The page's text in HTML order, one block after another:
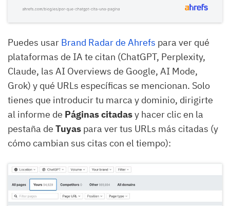
Puedes usar Brand Radar de Ahrefs para ver qué
plataformas de IA te citan (ChatGPT, Perplexity,
Claude, las AI Overviews de Google, AI Mode,
Grok) y qué URLs específicas se mencionan. Solo
tienes que introducir tu marca y dominio, dirigirte
al informe de Páginas citadasy hacer clic en la
pestaña de Tuyas para ver tus URLs más citadas (y
cómo cambian sus citas con el tiempo):